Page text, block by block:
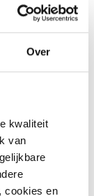
Over
kwaliteit
van
cookies en
bier
Hoe dan?
pils
het gebruik